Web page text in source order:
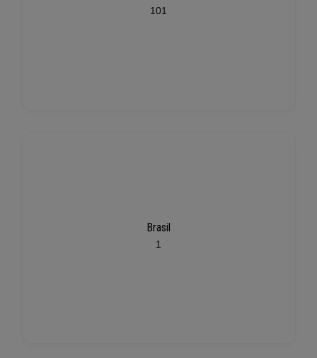
101
Brasil
1